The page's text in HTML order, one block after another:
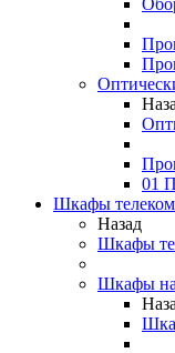
01
Шкафы
Назад
Шкафы
Шкафы